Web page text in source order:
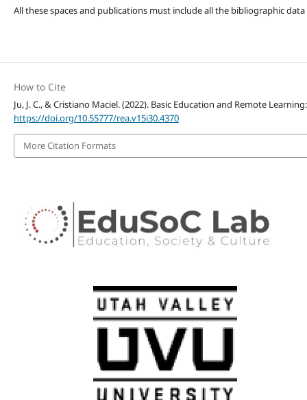
All these spaces and publications must include all the bibliographic
How to Cite
Ju, J. C., & Cristiano Maciel. (2022). Basic Education and Remote
https://doi.org/10.55777/rea.v15i30.4370
More Citation Formats